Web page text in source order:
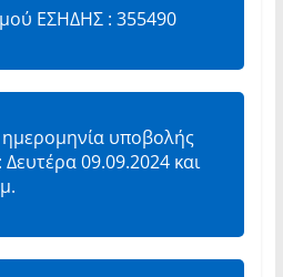
ΕΣΗΔΗΣ : 355490
ημερομηνία υποβολής
09.09.2024 και